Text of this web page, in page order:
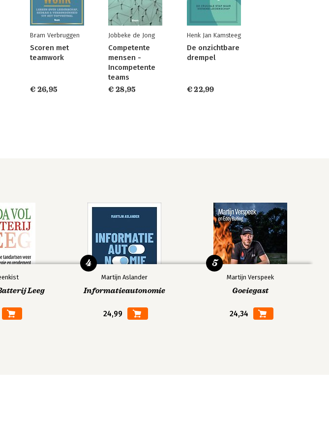
Bram Verbruggen
Scoren met
teamwork
€ 26,95
Jobbeke de Jong
Competente
mensen -
Incompetente
teams
€ 28,95
Henk Jan Kamsteeg
De onzichtbare
drempel
€ 22,99
Leeg
Martijn Aslander
Informatieautonomie
24,99
4
Martijn Verspeek
Goeiegast
24,34
5